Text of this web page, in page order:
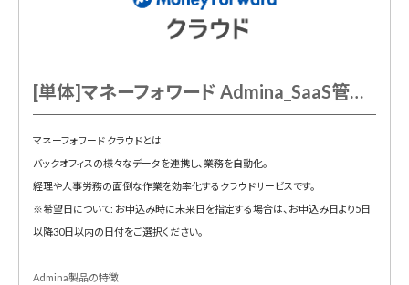
[単体]マネーフォワード Admina_SaaS管理プラン 年額
マネーフォワード クラウドとは
バックオフィスの様々なデータを連携し、業務を自動化。
経理や人事労務の面倒な作業を効率化するクラウドサービスです。
※希望日について: お申込み時に未来日を指定する場合は、お申込み日より5日
以降30日以内の日付をご選択ください。
Admina製品の特徴